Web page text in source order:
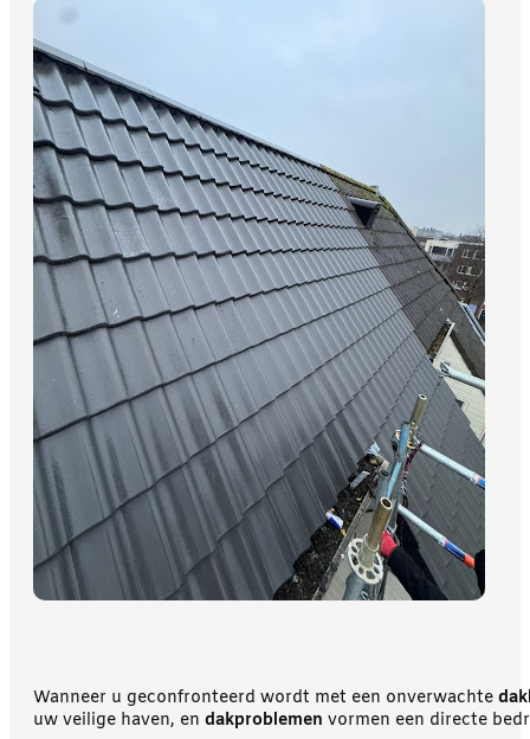
Wanneer u geconfronteerd wordt met een onverwachte
uw veilige haven, en dakproblemen vormen een directe